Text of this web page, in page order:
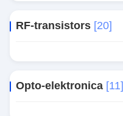
RF-transistors [20]
Opto-elektronica [11]